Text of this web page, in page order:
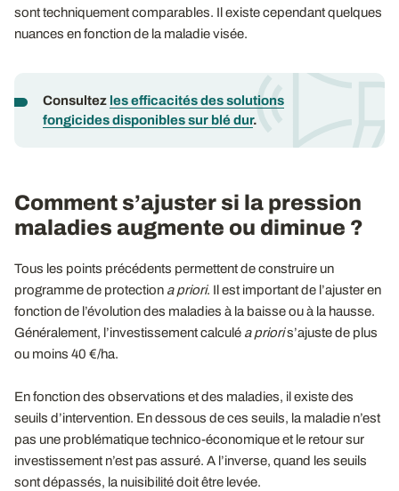
sont techniquement comparables. Il existe cependant quelques
nuances en fonction de la maladie visée.
Consultez les efficacités des solutions
fongicides disponibles sur blé dur.
Comment s’ajuster si la pression
maladies augmente ou diminue ?
Tous les points précédents permettent de construire un
programme de protection a priori. Il est important de l’ajuster en
fonction de l’évolution des maladies à la baisse ou à la hausse.
Généralement, l’investissement calculé a prioris’ajuste de plus
ou moins 40 €/ha.
En fonction des observations et des maladies, il existe des
seuils d’intervention. En dessous de ces seuils, la maladie n’est
pas une problématique technico-économique et le retour sur
investissement n’est pas assuré. A l’inverse, quand les seuils
sont dépassés, la nuisibilité doit être levée.